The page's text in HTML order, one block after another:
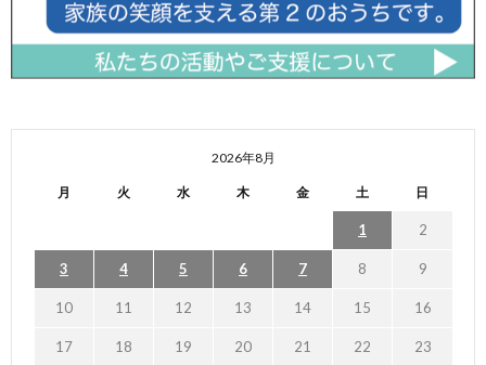
2026年8月
月 火 水 木 金 土 日
1 2
3 4 5 6 7 8 9
10 11 12 13 14 15 16
17 18 19 20 21 22 23